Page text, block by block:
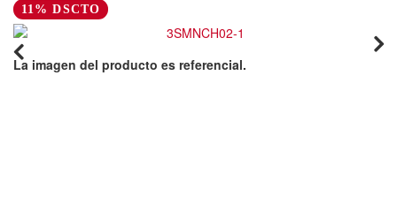
11% DSCTO